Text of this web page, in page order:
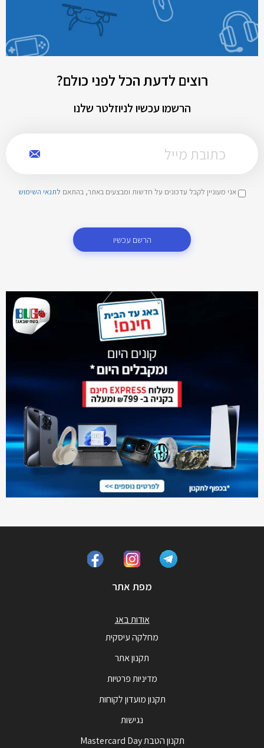
רוצים לדעת הכל לפני כולם?
הרשמו עכשיו לניוזלטר שלנו
אני מעוניין לקבל עדכונים על חדשות ומבצעים באתר, בהתאם לתנאי השימוש
הרשם עכשיו
מפת אתר
אודות באג
מחלקה עיסקית
תקנון אתר
מדיניות פרטיות
תקנון מועדון לקוחות
נגישות
תקנון הטבת Mastercard Day